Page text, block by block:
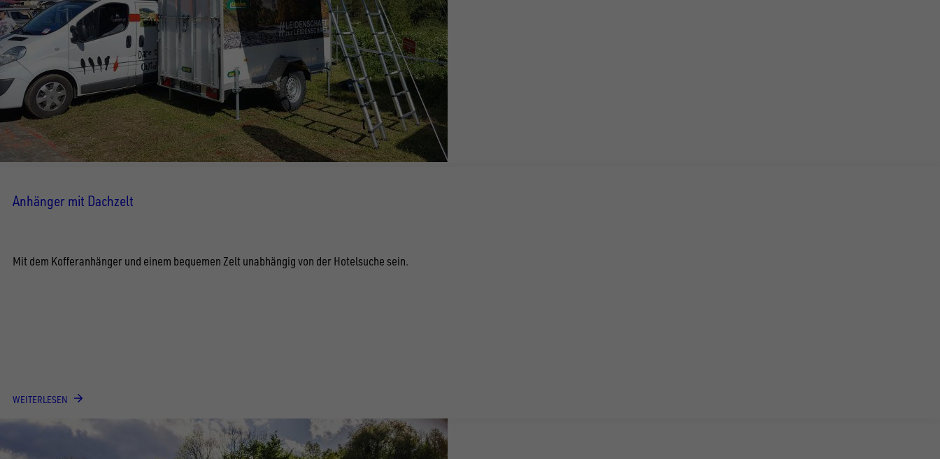
Anhänger mit Dachzelt
Mit dem Kofferanhänger und einem bequemen Zelt unabhängig von der Hotelsuche sein.
WEITERLESEN